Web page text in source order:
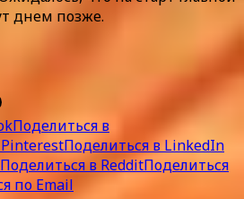
днем позже.
Поделиться в
Поделиться в LinkedIn
Поделиться в RedditПоделиться
по Email